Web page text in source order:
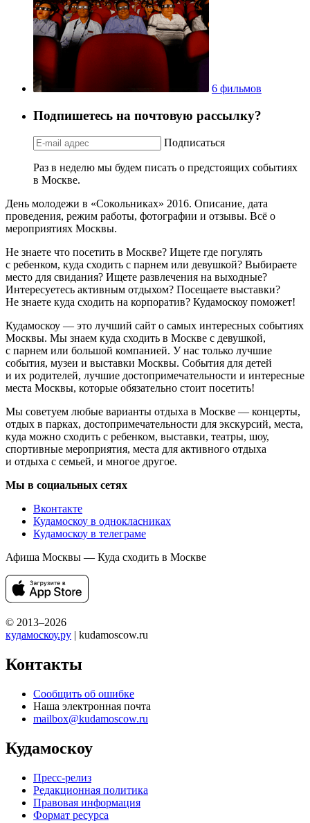
6 фильмов
Подпишетесь на почтовую рассылку?
Подписаться
Раз в неделю мы будем писать о предстоящих событиях
в Москве.
День молодежи в «Сокольниках» 2016. Описание, дата
проведения, режим работы, фотографии и отзывы. Всё о
мероприятиях Москвы.
Не знаете что посетить в Москве? Ищете где погулять
с ребенком, куда сходить с парнем или девушкой? Выбираете
место для свидания? Ищете развлечения на выходные?
Интересуетесь активным отдыхом? Посещаете выставки?
Не знаете куда сходить на корпоратив? Кудамоскоу поможет!
Кудамоскоу — это лучший сайт о самых интересных событиях
Москвы. Мы знаем куда сходить в Москве с девушкой,
с парнем или большой компанией. У нас только лучшие
события, музеи и выставки Москвы. События для детей
и их родителей, лучшие достопримечательности и интересные
места Москвы, которые обязательно стоит посетить!
Мы советуем любые варианты отдыха в Москве — концерты,
отдых в парках, достопримечательности для экскурсий, места,
куда можно сходить с ребенком, выставки, театры, шоу,
спортивные мероприятия, места для активного отдыха
и отдыха с семьей, и многое другое.
Мы в социальных сетях
Вконтакте
Кудамоскоу в однокласниках
Кудамоскоу в телеграме
Афиша Москвы — Куда сходить в Москве
© 2013–2026
кудамоскоу.ру | kudamoscow.ru
Контакты
Сообщить об ошибке
Наша электронная почта
mailbox@kudamoscow.ru
Кудамоскоу
Пресс-релиз
Редакционная политика
Правовая информация
Формат ресурса